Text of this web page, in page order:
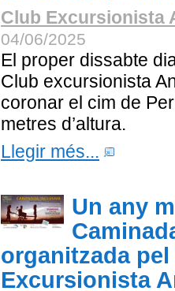
Club Excursionista
04/06/2025
El proper dissabte
Club excursionista
coronar el cim de
metres d’altura.
Llegir més...
Un any
organitzada
Excursionista